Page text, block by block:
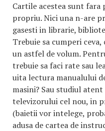
Cartile acestea sunt
propriu. Nici una n-are
gasesti in librarie,
Trebuie sa cumperi
un astfel de volum.
trebuie sa faci rate sau
uita lectura manualului
masini? Sau studiul
televizorului cel nou, in
(baietii vor intelege,
adusa de cartea de